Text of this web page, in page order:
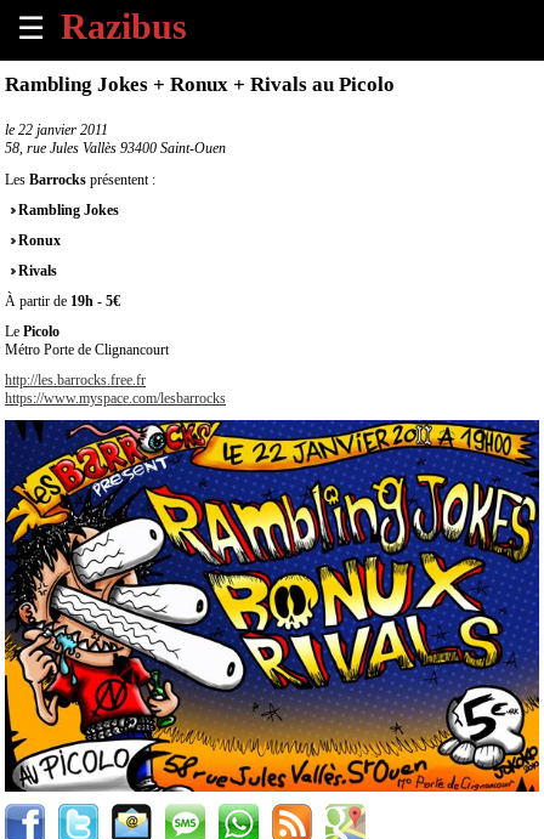
☰
×
Tous
évènements
à
venir
un
Contact
À
propos
Rambling Jokes + Ronux + Rivals au Picolo
le 22 janvier 2011
58, rue Jules Vallès 93400 Saint-Ouen
Les Barrocks présentent :
Rambling Jokes
Ronux
Rivals
À partir de 19h - 5€
Le Picolo
Métro Porte de Clignancourt
http://les.barrocks.free.fr
https://www.myspace.com/lesbarrocks